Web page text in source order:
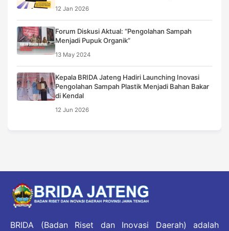
12 Jan 2026
Forum Diskusi Aktual: “Pengolahan Sampah
Menjadi Pupuk Organik”
13 May 2024
Kepala BRIDA Jateng Hadiri Launching Inovasi
Pengolahan Sampah Plastik Menjadi Bahan Bakar
di Kendal
12 Jun 2026
BRIDA (Badan Riset dan Inovasi Daerah) adalah